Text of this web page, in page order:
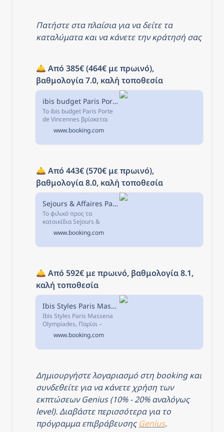
Πατήστε στα πλαίσια για να δείτε τα
καταλύματα και να κάνετε την κράτησή σας
🛎️ Από 385€ (464€ με πρωινό),
βαθμολογία 7.0, καλή τοποθεσία
ibis budget Paris Porte de Vincennes, Παρίσι, Γαλλία
Το ibis budget Paris Porte
de Vincennes βρίσκεται
στο Παρίσι, σε απόσταση
20 λεπτών με τα πόδια από
το Chateau de Vincennes.
www.booking.com
🛎️ Από 443€ (570€ με πρωινό),
βαθμολογία 8.0, καλή τοποθεσία
Sejours & Affaires Paris-Davout, Παρίσι, Γαλλία
Το φιλικό προς τα
κατοικίδια Sejours &
Affaires Paris-Davout
βρίσκεται στο Παρίσι, σε
απόσταση 3χλμ. από την
www.booking.com
🛎️ Από 592€ με πρωινό, βαθμολογία 8.1,
καλή τοποθεσία
Ibis Styles Paris Massena Olympiades, Παρίσι, Γαλλία
Ibis Styles Paris Massena
Olympiades, Παρίσι –
Κάντε κράτηση με Εγγύηση
Καλύτερης Τιμής! 2476
σχόλια και 42
Booking.com.
www.booking.com
Δημιουργήστε λογαριασμό στη booking και
συνδεθείτε για να κάνετε χρήση των
εκπτώσεων Genius (10% - 20% αναλόγως
level). Διαβάστε περισσότερα για το
πρόγραμμα επιβράβευσης Genius.